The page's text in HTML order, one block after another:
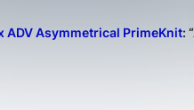
ADV Asymmetrical PrimeKnit: